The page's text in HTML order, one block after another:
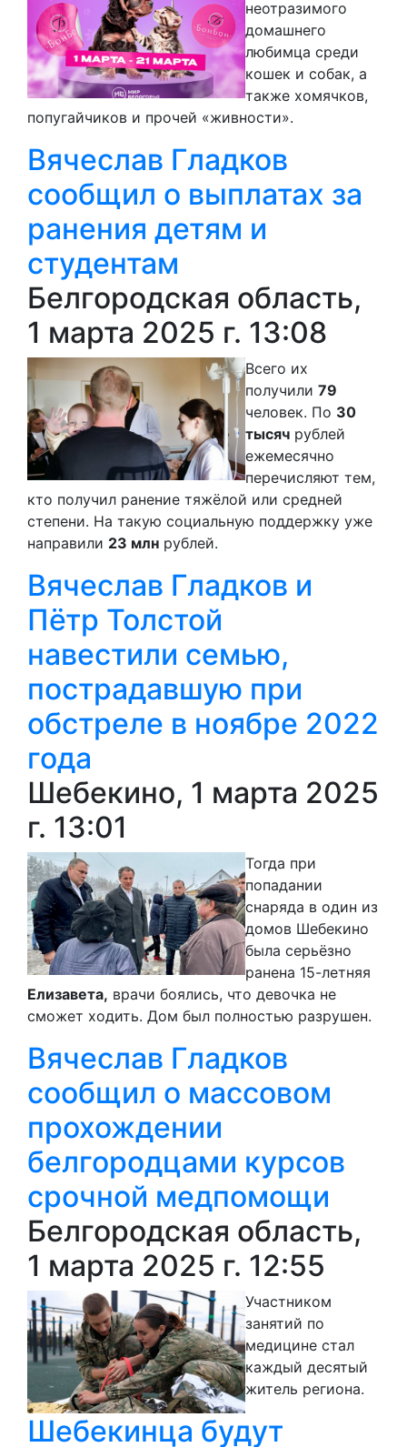
неотразимого
домашнего
любимца среди
кошек и собак, а
также хомячков,
попугайчиков и прочей «живности».
Вячеслав Гладков
сообщил о выплатах за
ранения детям и
студентам
Белгородская область,
1 марта 2025 г. 13:08
Всего их
получили 79
человек. По 30
тысяч рублей
ежемесячно
перечисляют тем,
кто получил ранение тяжёлой или средней
степени. На такую социальную поддержку уже
направили 23 млн рублей.
Вячеслав Гладков и
Пётр Толстой
навестили семью,
пострадавшую при
обстреле в ноябре 2022
года
Шебекино, 1 марта 2025
г. 13:01
Тогда при
попадании
снаряда в один из
домов Шебекино
была серьёзно
ранена 15-летняя
Елизавета, врачи боялись, что девочка не
сможет ходить. Дом был полностью разрушен.
Вячеслав Гладков
сообщил о массовом
прохождении
белгородцами курсов
срочной медпомощи
Белгородская область,
1 марта 2025 г. 12:55
Участником
занятий по
медицине стал
каждый десятый
житель региона.
Шебекинца будут